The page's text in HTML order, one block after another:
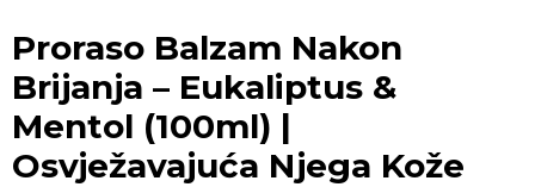
Proraso Balzam Nakon
Brijanja – Eukaliptus &
Mentol (100ml) |
Osvježavajuća Njega Kože